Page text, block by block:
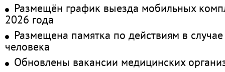
Размещён график выезда мобильных
2026 года
Размещена памятка по действиям в
человека
Обновлены вакансии медицинских